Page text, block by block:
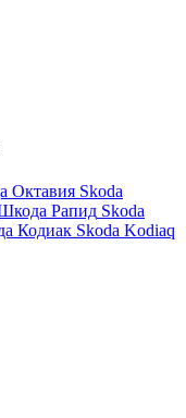
Skoda
Skoda
Skoda Kodiaq